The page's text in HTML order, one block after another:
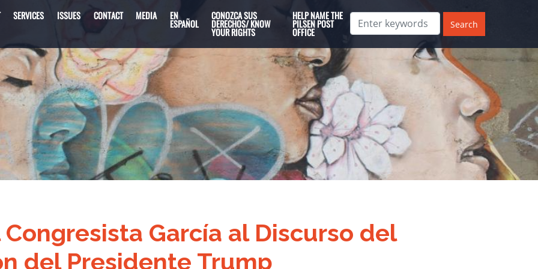
SERVICES ISSUES CONTACT MEDIA EN
ESPAÑOL
CONOZCA SUS
DERECHOS/ KNOW
YOUR RIGHTS
HELP NAME THE
PILSEN POST
OFFICE
García al Discurso del
del Presidente Trump